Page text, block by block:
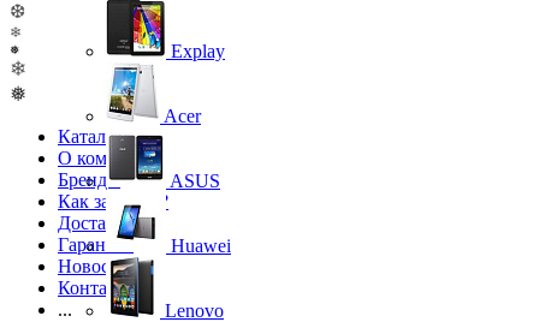
❆
❄
❅
❄
❅
Каталог
О компании
Бренды
Как заказать?
Доставка
Гарантия
Новости
Контакты
...
Explay
Acer
ASUS
Huawei
Lenovo